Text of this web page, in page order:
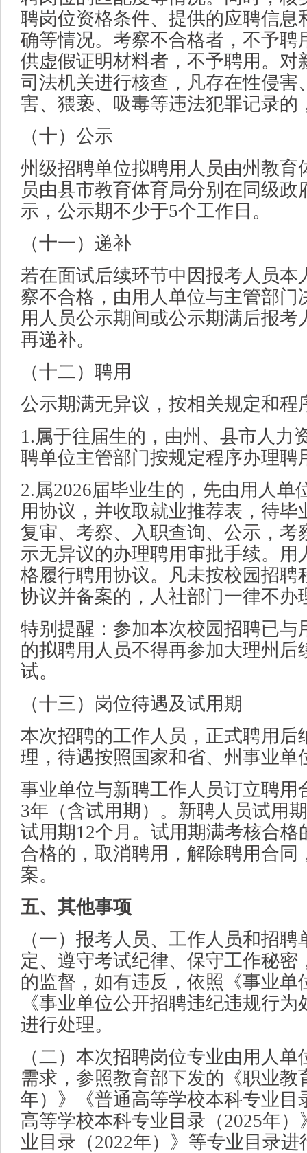
聘岗位资格条件、提供的应聘信息
确等情况。考察不合格者，不予聘
供虚假证明材料者，不予聘用。对
司法机关进行核查，凡存在性侵害
害、猥亵、吸毒等违法犯罪记录的
（十）公示
州级招聘单位拟聘用人员由州教育
员由县市教育体育局分别在同级政
示，公示期不少于5个工作日。
（十一）递补
若在面试后续环节中因报考人员本
察不合格，由用人单位与主管部门
用人员公示期间或公示期满后报考
再递补。
（十二）聘用
公示期满无异议，按相关规定和程
1.属于往届生的，由州、县市人力
聘单位主管部门按规定程序办理聘
2.属2026届毕业生的，先由用人单
用协议，并收取就业推荐表，待毕
复审、考察、入职查询、公示，考
示无异议的办理聘用审批手续。用
格履行聘用协议。凡未按校园招聘
协议并备案的，人社部门一律不办
特别提醒：参加本次校园招聘已与
的拟聘用人员不得再参加大理州后
试。
（十三）岗位待遇及试用期
本次招聘的工作人员，正式聘用后
理，待遇按照国家和省、州事业单
事业单位与新聘工作人员订立聘用
3年（含试用期）。新聘人员试用
试用期12个月。试用期满考核合
合格的，取消聘用，解除聘用合同
案。
五、其他事项
（一）报考人员、工作人员和招
定、遵守考试纪律、保守工作秘密
的监督，如有违反，依照《事业单
《事业单位公开招聘违纪违规行
进行处理。
（二）本次招聘岗位专业由用人
需求，参照教育部下发的《职业教
年）》《普通高等学校本科专业目
高等学校本科专业目录（2025年
业目录（2022年）》等专业目录进